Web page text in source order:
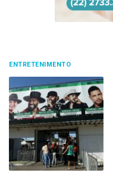
ENTRETENIMENTO